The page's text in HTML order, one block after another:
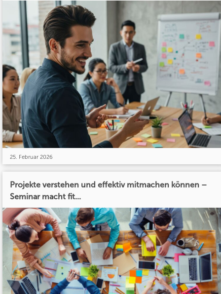
25. Februar 2026
Projekte verstehen und effektiv mitmachen können –
Seminar macht fit...